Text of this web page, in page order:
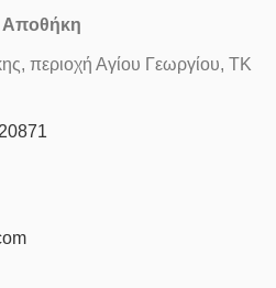
Αποθήκη
περιοχή Αγίου Γεωργίου, ΤΚ